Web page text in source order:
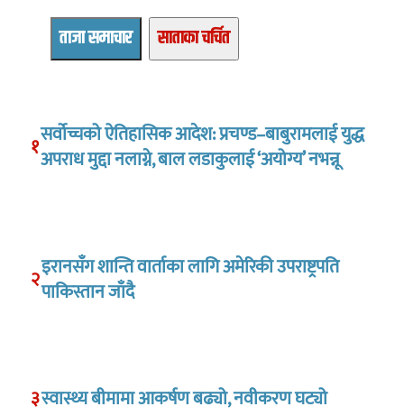
ताजा समाचार साताका चर्चित
१सर्वोच्चको ऐतिहासिक आदेश: प्रचण्ड–बाबुरामलाई युद्ध
अपराध मुद्दा नलाग्ने, बाल लडाकुलाई ‘अयोग्य’ नभन्नू
२इरानसँग शान्ति वार्ताका लागि अमेरिकी उपराष्ट्रपति
पाकिस्तान जाँदै
३स्वास्थ्य बीमामा आकर्षण बढ्यो, नवीकरण घट्यो